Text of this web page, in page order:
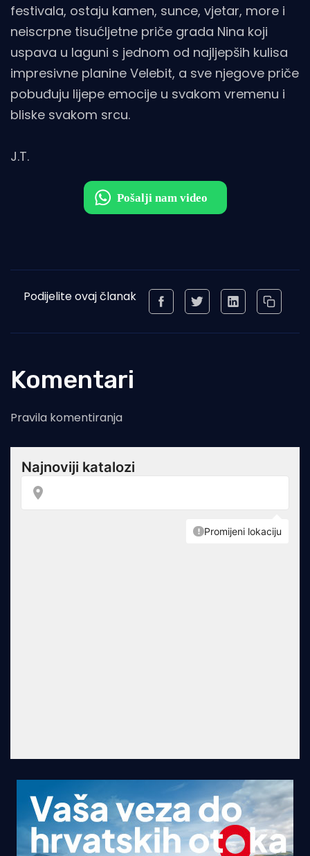
festivala, ostaju kamen, sunce, vjetar, more i
neiscrpne tisućljetne priče grada Nina koji
uspava u laguni s jednom od najljepših kulisa
impresivne planine Velebit, a sve njegove priče
pobuđuju lijepe emocije u svakom vremenu i
bliske svakom srcu.
J.T.
Podijelite ovaj članak
Komentari
Pravila komentiranja